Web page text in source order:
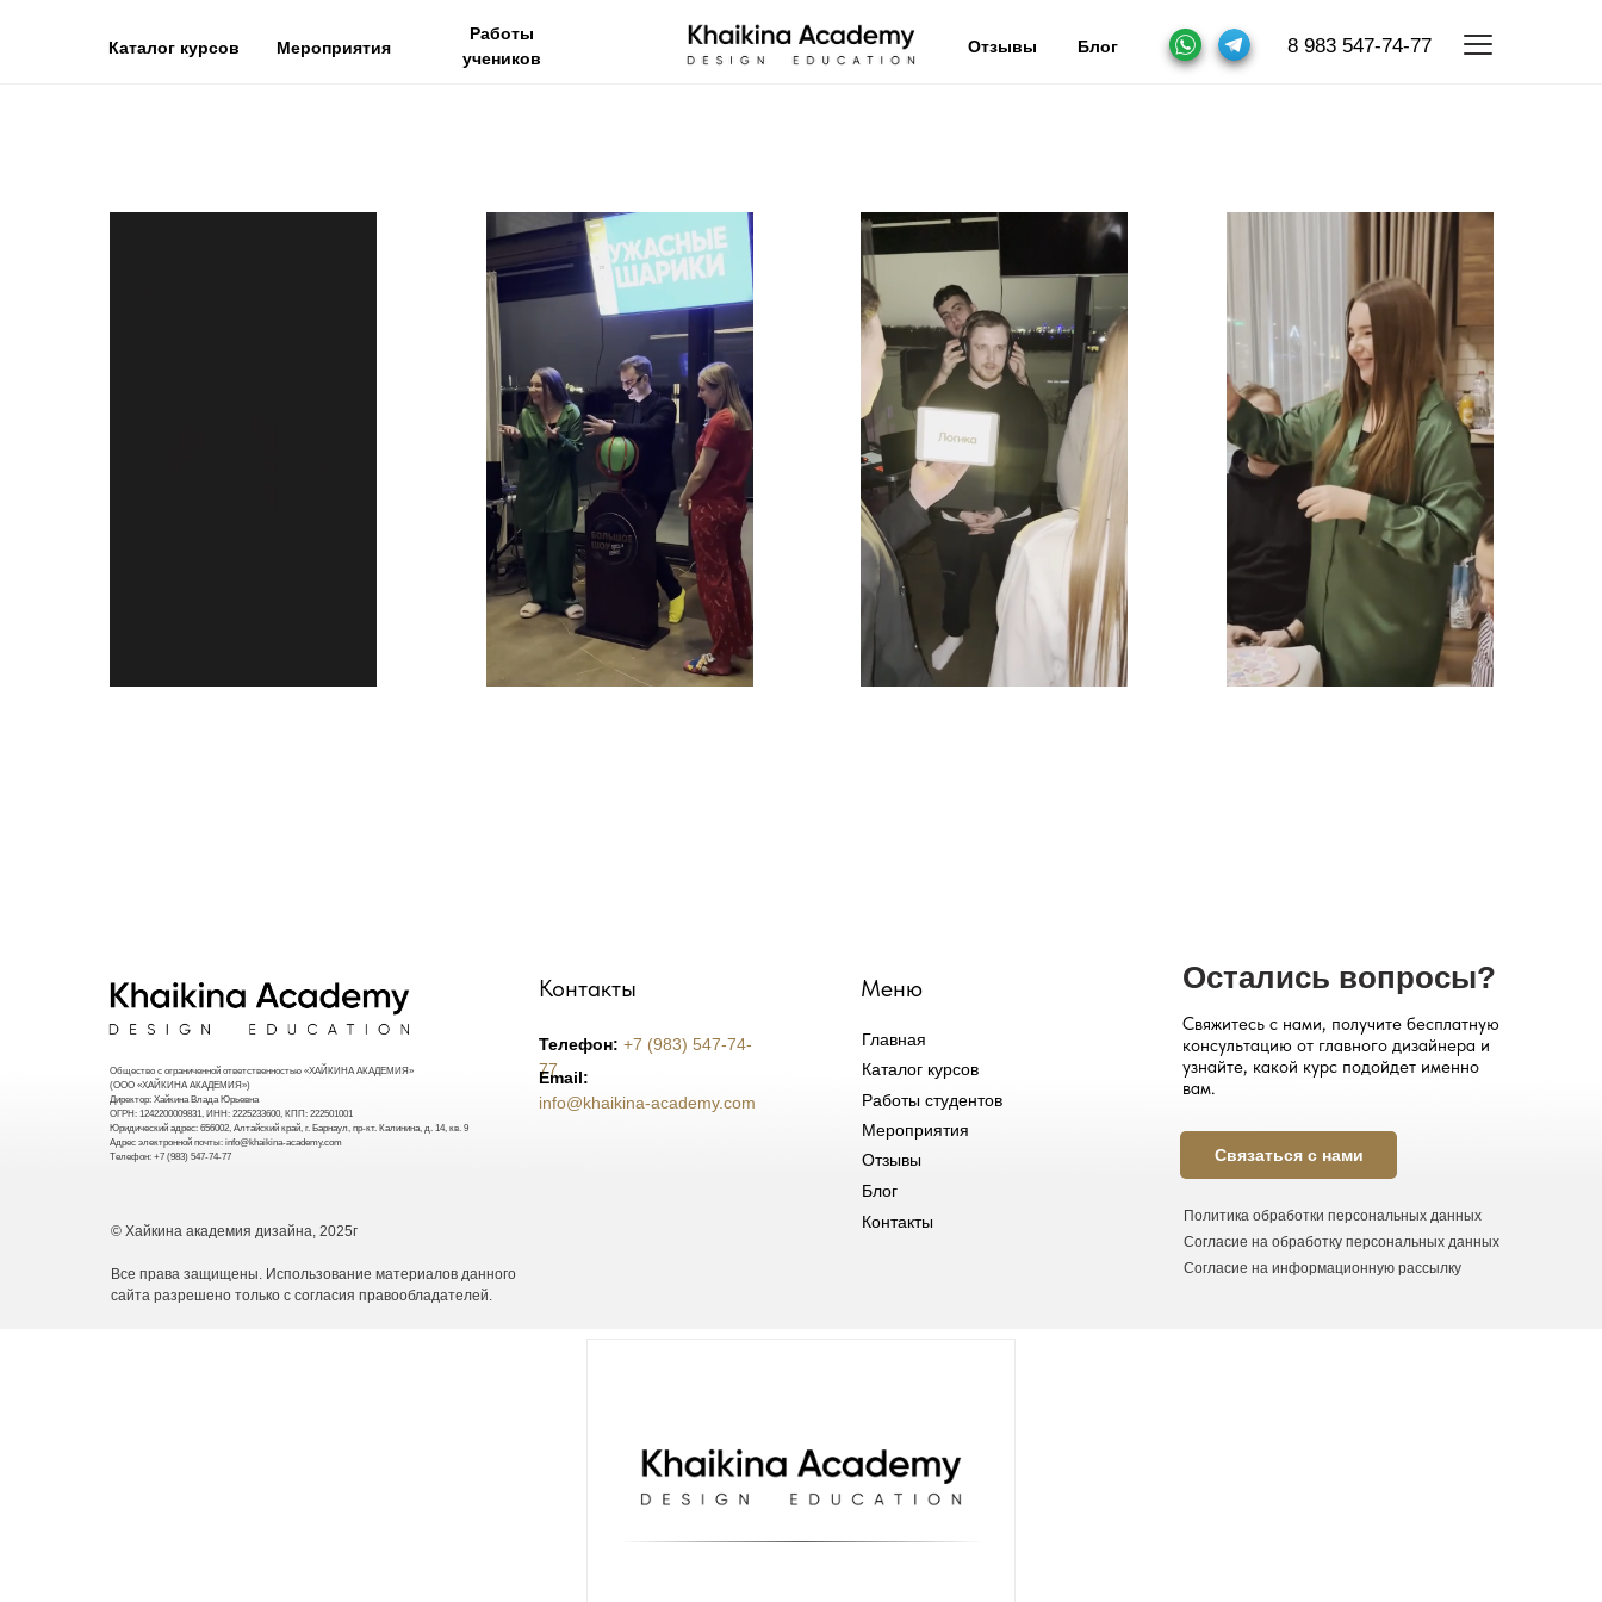
Каталог курсов Мероприятия
Работы
учеников
Отзывы Блог 8 983 547-74-77
Связаться с нами
Остались вопросы?
Свяжитесь с нами, получите бесплатную
консультацию от главного дизайнера и
узнайте, какой курс подойдет именно
вам.
Телефон: +7 (983) 547-74-
77
Email:
info@khaikina-academy.com
Контакты Меню
Главная
Каталог курсов
Отзывы
Мероприятия
Работы студентов
Блог
Контакты
Политика обработки персональных данных
Согласие на обработку персональных данных
Согласие на информационную рассылку
© Хайкина академия дизайна, 2025г
Все права защищены. Использование материалов данного
сайта разрешено только с согласия правообладателей.
Общество с ограниченной ответственностью «ХАЙКИНА АКАДЕМИЯ»
(ООО «ХАЙКИНА АКАДЕМИЯ»)
Директор: Хайкина Влада Юрьевна
ОГРН: 1242200009831, ИНН: 2225233600, КПП: 222501001
Юридический адрес: 656002, Алтайский край, г. Барнаул, пр-кт. Калинина, д. 14, кв. 9
Адрес электронной почты: info@khaikina-academy.com
Телефон: +7 (983) 547-74-77